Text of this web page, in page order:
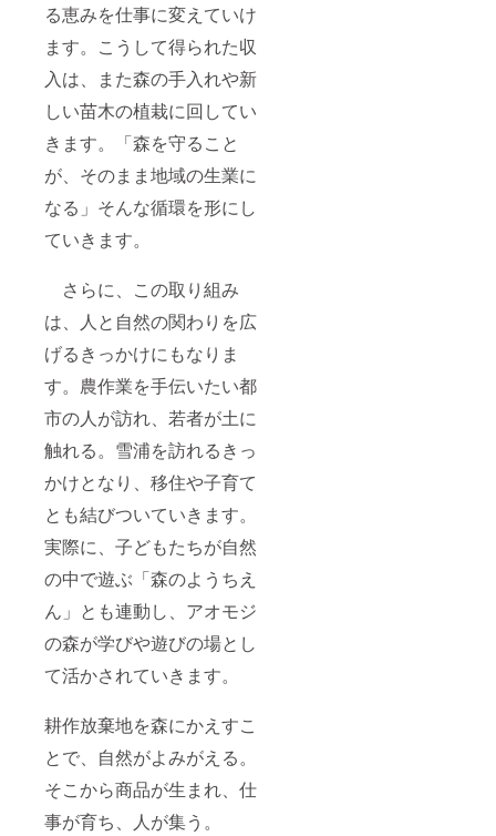
る恵みを仕事に変えていけ
ます。こうして得られた収
入は、また森の手入れや新
しい苗木の植栽に回してい
きます。「森を守ること
が、そのまま地域の生業に
なる」そんな循環を形にし
ていきます。
さらに、この取り組み
は、人と自然の関わりを広
げるきっかけにもなりま
す。農作業を手伝いたい都
市の人が訪れ、若者が土に
触れる。雪浦を訪れるきっ
かけとなり、移住や子育て
とも結びついていきます。
実際に、子どもたちが自然
の中で遊ぶ「森のようちえ
ん」とも連動し、アオモジ
の森が学びや遊びの場とし
て活かされていきます。
耕作放棄地を森にかえすこ
とで、自然がよみがえる。
そこから商品が生まれ、仕
事が育ち、人が集う。